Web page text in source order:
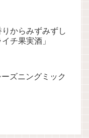
りからみずみずし
チ果実酒」
ズニングミック